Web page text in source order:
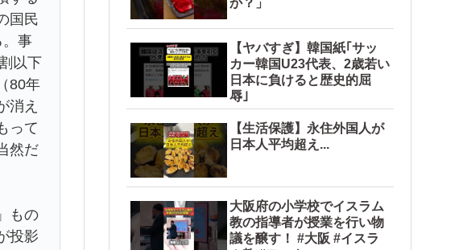
国民
。事
以下
80年
消え
って
然だ
もの
投影
【ヤバすぎ】韓国紙｢サッ
カー韓国U23代表、2歳若い
日本に負けると歴史的屈
辱｣
【生活保護】永住外国人が
日本人平均超え...
大阪府の小学校でイスラム
教の指導者が授業を行い物
議を醸す！ #大阪 #イスラ